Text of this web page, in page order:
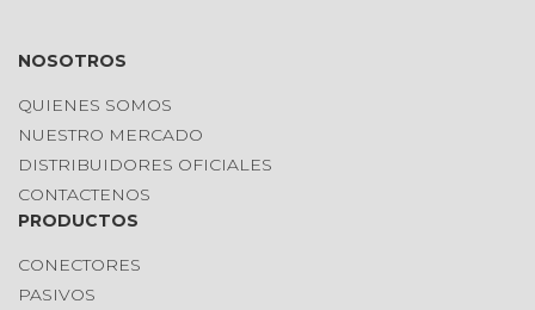
NOSOTROS
QUIENES SOMOS
NUESTRO MERCADO
DISTRIBUIDORES OFICIALES
CONTACTENOS
PRODUCTOS
CONECTORES
PASIVOS